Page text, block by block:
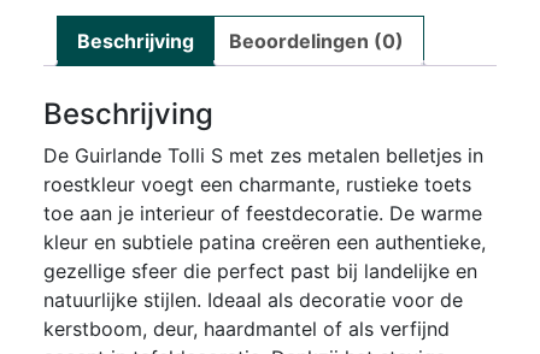
Beschrijving Beoordelingen (0)
Beschrijving
De Guirlande Tolli S met zes metalen belletjes in
roestkleur voegt een charmante, rustieke toets
toe aan je interieur of feestdecoratie. De warme
kleur en subtiele patina creëren een authentieke,
gezellige sfeer die perfect past bij landelijke en
natuurlijke stijlen. Ideaal als decoratie voor de
kerstboom, deur, haardmantel of als verfijnd